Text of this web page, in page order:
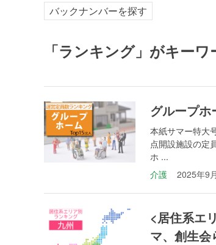
バックナンバーを探す
「ランキング」がキー
グループ
本紙サマー特大
点開設施設の定
ホ ...
介護
2025年9
<居住系エ
マ、創生